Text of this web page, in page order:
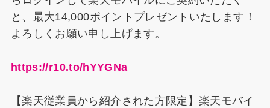
と、最大14,000ポイントプレゼントいたします！
よろしくお願い申し上げます。
https://r10.to/hYYGNa
【楽天従業員から紹介された方限定】楽天モバイ